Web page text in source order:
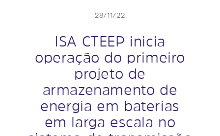
28/11/22
ISA CTEEP inicia
operação do primeiro
projeto de
armazenamento de
energia em baterias
em larga escala no